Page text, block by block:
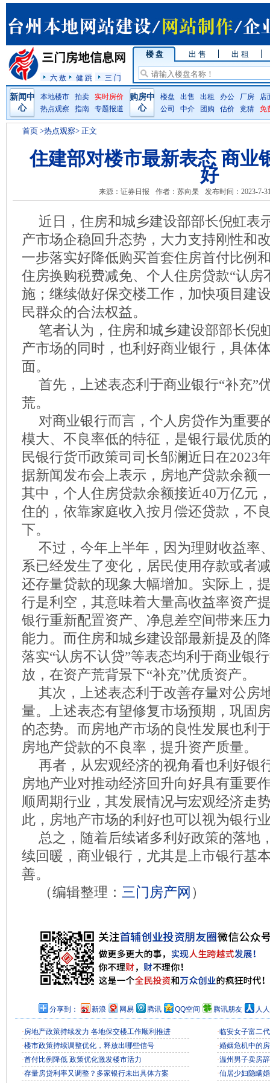
六 敖 健 跳 三 门
楼 盘 出 售 出 租
新闻中
心
本地楼市 拍卖
实时房价
热点观察
指南 专题报道
购房中
心
楼盘 出售 出租 办公 厂房
店
公司
中介 团购 估价 竞猜 免
首页 >热点观察> 正文
住建部对楼市最新表态 商业
好
来源：证券日报 作者：苏向杲 发布时间：2023-7-
近日，住房和城乡建设部部长倪虹表
产市场企稳回升态势，大力支持刚性和
一步落实好降低购买首套住房首付比例
住房换购税费减免、个人住房贷款“认房
施；继续做好保交楼工作，加快项目建
民群众的合法权益。
笔者认为，住房和城乡建设部部长倪
产市场的同时，也利好商业银行，具体
面。
首先，上述表态利于商业银行“补充”
荒。
对商业银行而言，个人房贷作为重要
模大、不良率低的特征，是银行最优质
民银行货币政策司司长邹澜近日在2023
据新闻发布会上表示，房地产贷款余额
其中，个人住房贷款余额接近40万亿元
住的，依靠家庭收入按月偿还贷款，不
下。
不过，今年上半年，因为理财收益率
系已经发生了变化，居民使用存款或者
还存量贷款的现象大幅增加。实际上，
行是利空，其意味着大量高收益率资产
银行重新配置资产、净息差空间带来压
能力。而住房和城乡建设部最新提及的
落实“认房不认贷”等表态均利于商业银
放，在资产荒背景下“补充”优质资产。
其次，上述表态利于改善存量对公房
量。上述表态有望修复市场预期，巩固
的态势。而房地产市场的良性发展也利
房地产贷款的不良率，提升资产质量。
再者，从宏观经济的视角看也利好银
房地产业对推动经济回升向好具有重要
顺周期行业，其发展情况与宏观经济走
此，房地产市场的利好也可以视为银行
总之，随着后续诸多利好政策的落地
续回暖，商业银行，尤其是上市银行基
善。
（编辑整理： 三门房产网 ）
分享到： 新浪 网易 腾讯 QQ空间 腾讯朋友 人
·房地产政策持续发力 各地保交楼工作顺利推进
·楼市政策持续调整优化，释放出哪些信号
·首付比例降低 政策优化激发楼市活力
·存量房贷利率又调整？多家银行未出具体方案
·临安女子富二
·婚姻危机中的
·温州男子卖房
·仙居少妇隐瞒